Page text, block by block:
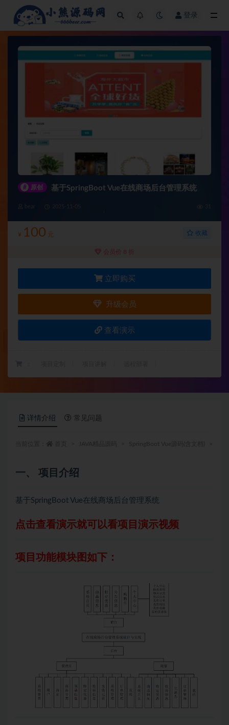
登录
# 原创 基于SpringBoot Vue在线商场后台管理系统
¥ 100 元 收藏
会员价 8 折
立即购买
升级会员
查看演示
详情介绍 常见问题
一、 项目介绍
基于SpringBoot Vue在线商场后台管理系统
点击查看演示就可以看项目演示视频
项目功能模块图如下：